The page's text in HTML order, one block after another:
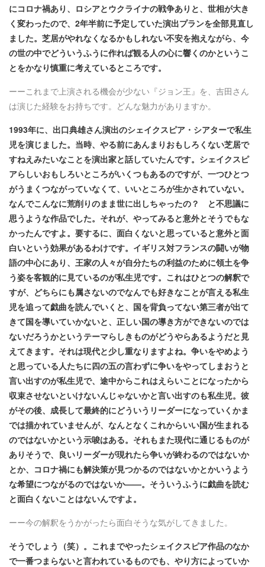
にコロナ禍あり、ロシアとウクライナの戦争ありと、世相が大き
く変わったので、2年半前に予定していた演出プランを全部見直し
ました。芝居がやれなくなるかもしれない不安を抱えながら、今
の世の中でどういうふうに作れば観る人の心に響くのかというこ
とをかなり慎重に考えているところです。
ーーこれまで上演される機会が少ない『ジョン王』を、吉田さん
は演じた経験をお持ちです。どんな魅力がありますか。
1993年に、出口典雄さん​演出のシェイクスピア・シアターで私生
児を演じました。当時、やる前にあんまりおもしろくない芝居で
すねえみたいなことを演出家と話していたんです。シェイクスピ
アらしいおもしろいところがいくつもあるのですが、一つひとつ
がうまくつながっていなくて、いいところが生かされていない。
なんでこんなに荒削りのまま世に出しちゃったの？ と不思議に
思うような作品でした。それが、やってみると意外とそうでもな
かったんですよ。要するに、面白くないと思っていると意外と面
白いという効果があるわけです。イギリス対フランスの闘いが物
語の中心にあり、王家の人々が自分たちの利益のために領土を争
う姿を客観的に見ているのが私生児です。これはひとつの解釈で
すが、どちらにも属さないのでなんでも好きなことが言える私生
児を追って戯曲を読んでいくと、国を背負ってない第三者が出て
きて国を導いていかないと、正しい国の導き方ができないのでは
ないだろうかというテーマらしきものがどうやらあるようだと見
えてきます。それは現代と少し重なりますよね。争いをやめよう
と思っている人たちに四の五の言わずに争いをやってしまおうと
言い出すのが私生児で、途中からこれはえらいことになったから
収束させないといけないんじゃないかと言い出すのも私生児。彼
がその後、成長して最終的にどういうリーダーになっていくかま
では描かれていませんが、なんとなくこれからいい国が生まれる
のではないかという示唆はある。それもまた現代に通じるものが
ありそうで、良いリーダーが現れたら争いが終わるのではないか
とか、コロナ禍にも解決策が見つかるのではないかとかいうよう
な希望につながるのではないか——。そういうふうに戯曲を読む
と面白くないことはないんですよ。
ーー今の解釈をうかがったら面白そうな気がしてきました。
そうでしょう（笑）。これまでやったシェイクスピア作品のなか
で一番つまらないと言われているものでも、やり方によっていか